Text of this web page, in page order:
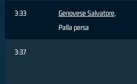
3:33 Genovese Salvatore,
Palla persa
3:37